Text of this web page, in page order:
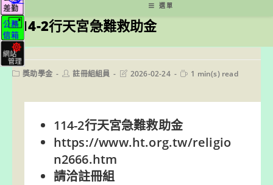
選單
114-2行天宮急難救助金
Post獎助學金
Post註冊組組員
Post2026-02-24
Reading
1 min(s) read
114-2行天宮急難救助金
https://www.ht.org.tw/religio
n2666.htm
請洽註冊組